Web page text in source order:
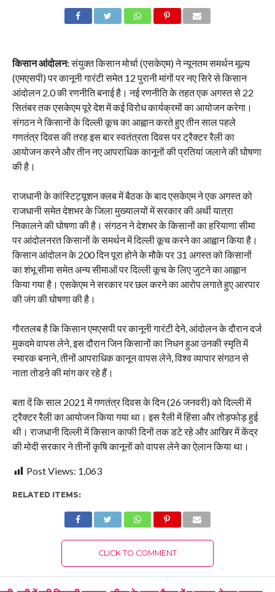
किसान आंदोलन:संयुक्त किसान मोर्चा (एसकेएम) ने न्यूनतम समर्थन मूल्य
(एमएसपी) पर कानूनी गारंटी समेत 12 पुरानी मांगों पर नए सिरे से किसान
आंदोलन 2.0 की रणनीति बनाई है। नई रणनीति के तहत एक अगस्त से 22
सितंबर तक एसकेएम पूरे देश में कई विरोध कार्यक्रमों का आयोजन करेगा।
संगठन ने किसानों के दिल्ली कूच का आह्वान करते हुए तीन साल पहले
गणतंत्र दिवस की तरह इस बार स्वतंत्रता दिवस पर ट्रैक्टर रैली का
आयोजन करने और तीन नए आपराधिक कानूनों की प्रतियां जलाने की घोषणा
की है।
राजधानी के कांस्टिट्यूशन क्लब में बैठक के बाद एसकेएम ने एक अगस्त को
राजधानी समेत देशभर के जिला मुख्यालयों में सरकार की अर्थी यात्रा
निकालने की घोषणा की है। संगठन ने देशभर के किसानों का हरियाणा सीमा
पर आंदोलनरत किसानों के समर्थन में दिल्ली कूच करने का आह्वान किया है।
किसान आंदोलन के 200 दिन पूरा होने के मौके पर 31 अगस्त को किसानों
का शंभू सीमा समेत अन्य सीमाओं पर दिल्ली कूच के लिए जुटने का आह्वान
किया गया है। एसकेएम ने सरकार पर छल करने का आरोप लगाते हुए आरपार
की जंग की घोषणा की है।
गौरतलब है कि किसान एमएसपी पर कानूनी गारंटी देने, आंदोलन के दौरान दर्ज
मुकदमे वापस लेने, इस दौरान जिन किसानों का निधन हुआ उनकी स्मृति में
स्मारक बनाने, तीनों आपराधिक कानून वापस लेने, विश्व व्यापार संगठन से
नाता तोडऩे की मांग कर रहे हैं।
बता दें कि साल 2021 में गणतंत्र दिवस के दिन (26 जनवरी) को दिल्ली में
ट्रैक्टर रैली का आयोजन किया गया था। इस रैली में हिंसा और तोड़फोड़ हुई
थी। राजधानी दिल्ली में किसान काफी दिनों तक डटे रहे और आखिर में केंद्र
की मोदी सरकार ने तीनों कृषि कानूनों को वापस लेने का ऐलान किया था।
Post Views: 1,063
RELATED ITEMS:
CLICK TO COMMENT